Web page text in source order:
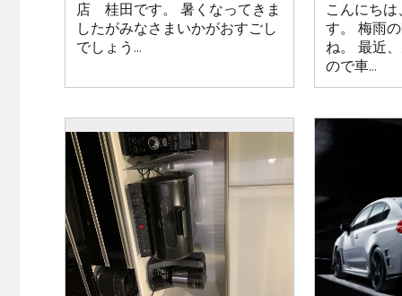
店 桂田です。 暑くなってきま
したがみなさまいかがおすごし
でしょう...
こんにち
す。 梅雨
ね。 最近
ので車...